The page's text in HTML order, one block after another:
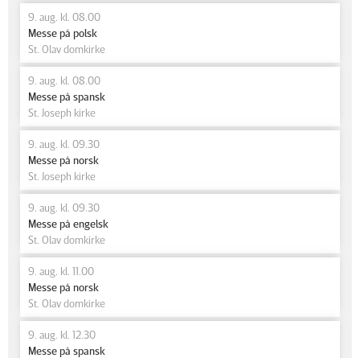
9. aug. kl. 08.00
Messe på polsk
St. Olav domkirke
9. aug. kl. 08.00
Messe på spansk
St. Joseph kirke
9. aug. kl. 09.30
Messe på norsk
St. Joseph kirke
9. aug. kl. 09.30
Messe på engelsk
St. Olav domkirke
9. aug. kl. 11.00
Messe på norsk
St. Olav domkirke
9. aug. kl. 12.30
Messe på spansk